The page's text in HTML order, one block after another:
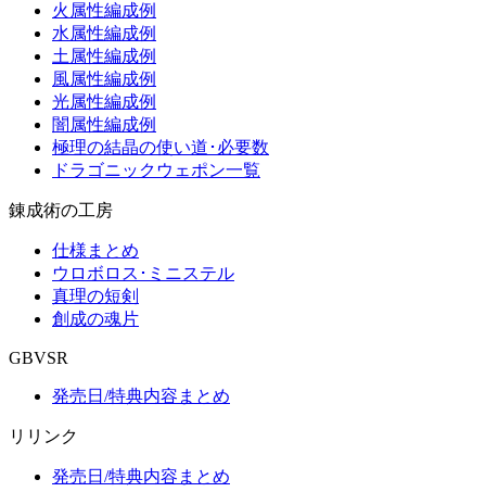
火属性編成例
水属性編成例
土属性編成例
風属性編成例
光属性編成例
闇属性編成例
極理の結晶の使い道･必要数
ドラゴニックウェポン一覧
錬成術の工房
仕様まとめ
ウロボロス･ミニステル
真理の短剣
創成の魂片
GBVSR
発売日/特典内容まとめ
リリンク
発売日/特典内容まとめ